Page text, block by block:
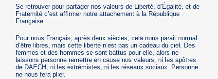
Se retrouver pour partager nos valeurs de Liberté, d’Égalité, et de
Fraternité c’est affirmer notre attachement à la République
Française.
Pour nous Français, après deux siècles, cela nous parait normal
d’être libres, mais cette liberté n’est pas un cadeau du ciel. Des
femmes et des hommes se sont battus pour elle, alors ne
laissons personne remettre en cause nos valeurs, ni les apôtres
de DAECH, ni les extrémistes, ni les réseaux sociaux. Personne
ne nous fera plier.